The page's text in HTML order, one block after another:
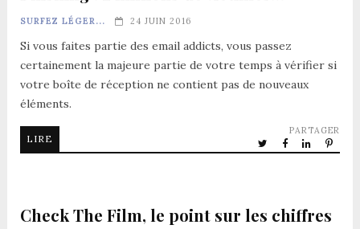
SURFEZ LÉGER... 24 JUIN 2016
Si vous faites partie des email addicts, vous passez
certainement la majeure partie de votre temps à vérifier si
votre boîte de réception ne contient pas de nouveaux
éléments.
LIRE
PARTAGER
Check The Film, le point sur les chiffres